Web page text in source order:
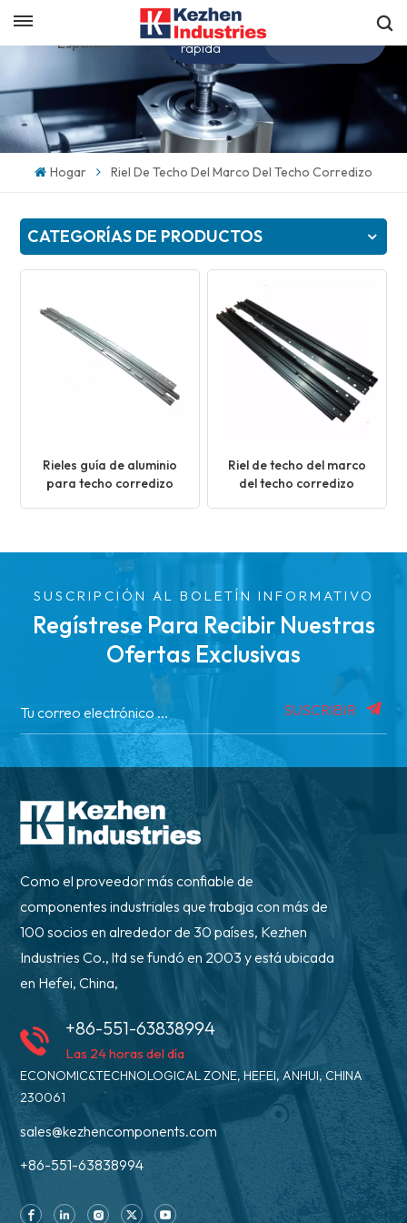
Español
English
Obtenga una cotización
rápida
Hogar Riel De Techo Del Marco Del Techo Corredizo
CATEGORÍAS DE PRODUCTOS
Rieles guía de aluminio
para techo corredizo
Riel de techo del marco
del techo corredizo
SUSCRIPCIÓN AL BOLETÍN INFORMATIVO
Regístrese Para Recibir Nuestras
Ofertas Exclusivas
SUSCRIBIR
Como el proveedor más confiable de
componentes industriales que trabaja con más de
100 socios en alrededor de 30 países, Kezhen
Industries Co., ltd se fundó en 2003 y está ubicada
en Hefei, China,
+86-551-63838994
Las 24 horas del día
ECONOMIC&TECHNOLOGICAL ZONE, HEFEI, ANHUI, CHINA
230061
sales@kezhencomponents.com
+86-551-63838994